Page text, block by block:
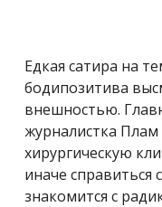
Едкая сатира на
бодипозитива
внешностью.
журналистка Плам
хирургическую
иначе
знакомится с